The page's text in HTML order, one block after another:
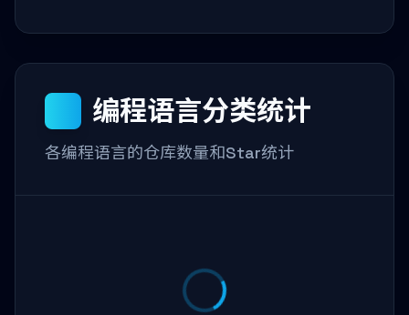
编程语言分类统计
各编程语言的仓库数量和Star统计